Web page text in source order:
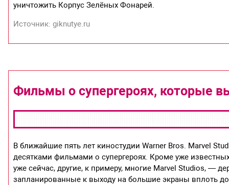
уничтожить Корпус Зелёных Фонарей.
Источник: giknutye.ru
Фильмы о супергероях, которые
В ближайшие пять лет киностудии Warner Bros. Marvel
десятками фильмами о супергероях. Кроме уже
уже сейчас, другие, к примеру, многие Marvel Studios, —
запланированные к выходу на большие экраны вплоть до